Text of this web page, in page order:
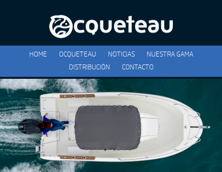
HOME OCQUETEAU NOTICIAS
NUESTRA GAMA
DISTRIBUCIÓN
CONTACTO